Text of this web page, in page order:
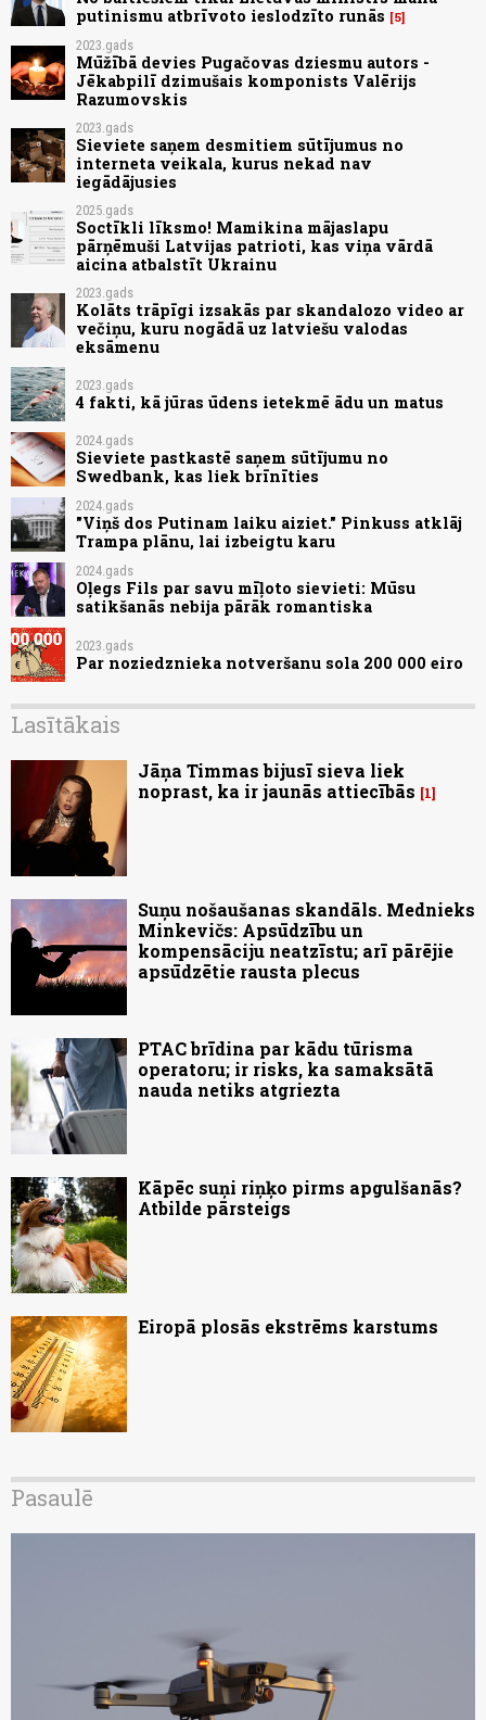
putinismu atbrīvoto ieslodzīto runās
5
2023.gads
Mūžībā devies Pugačovas dziesmu autors -
Jēkabpilī dzimušais komponists Valērijs
Razumovskis
2023.gads
Sieviete saņem desmitiem sūtījumus no
interneta veikala, kurus nekad nav
iegādājusies
2025.gads
Soctīkli līksmo! Mamikina mājaslapu
pārņēmuši Latvijas patrioti, kas viņa vārdā
aicina atbalstīt Ukrainu
2023.gads
Kolāts trāpīgi izsakās par skandalozo video ar
večiņu, kuru nogādā uz latviešu valodas
eksāmenu
2023.gads
4 fakti, kā jūras ūdens ietekmē ādu un matus
2024.gads
Sieviete pastkastē saņem sūtījumu no
Swedbank, kas liek brīnīties
2024.gads
"Viņš dos Putinam laiku aiziet." Pinkuss atklāj
Trampa plānu, lai izbeigtu karu
2024.gads
Oļegs Fils par savu mīļoto sievieti: Mūsu
satikšanās nebija pārāk romantiska
2023.gads
Par noziedznieka notveršanu sola 200 000 eiro
Lasītākais
Jāņa Timmas bijusī sieva liek
noprast, ka ir jaunās attiecībās
1
Suņu nošaušanas skandāls. Mednieks
Minkevičs: Apsūdzību un
kompensāciju neatzīstu; arī pārējie
apsūdzētie rausta plecus
PTAC brīdina par kādu tūrisma
operatoru; ir risks, ka samaksātā
nauda netiks atgriezta
Kāpēc suņi riņķo pirms apgulšanās?
Atbilde pārsteigs
Eiropā plosās ekstrēms karstums
Pasaulē